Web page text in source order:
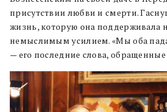
присутствии любви и смерти.
жизнь, которую она поддерживала
немыслимым усилием. «Мы оба
— его последние слова,